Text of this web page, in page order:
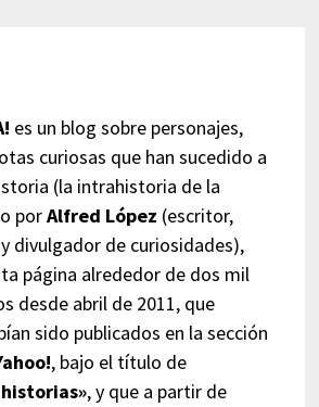
es un blog sobre personajes,
curiosas que han sucedido a
(la intrahistoria de la
porAlfred López (escritor,
divulgador de curiosidades),
página alrededor de dos mil
desde abril de 2011, que
sido publicados en la sección
, bajo el título de
, y que a partir de